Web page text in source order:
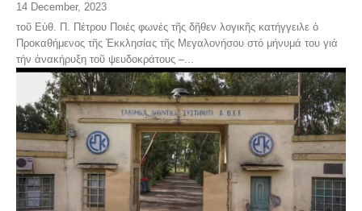
14 December, 2023
τοῦ Εὐθ. Π. Πέτρου Ποιές φωνές τῆς δῆθεν λογικῆς κατήγγειλε ὁ
Προκαθήμενος τῆς Ἐκκλησίας τῆς Μεγαλονήσου στό μήνυμά του γιά
τήν ἀνακήρυξη τοῦ ψευδοκράτους –...